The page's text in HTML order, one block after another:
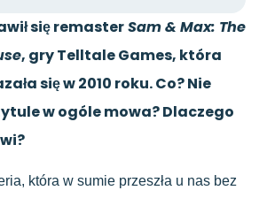
się remasterSam & Max: The
, gry Telltale Games, która
się w 2010 roku. Co? Nie
w ogóle mowa? Dlaczego
która w sumie przeszła u nas bez